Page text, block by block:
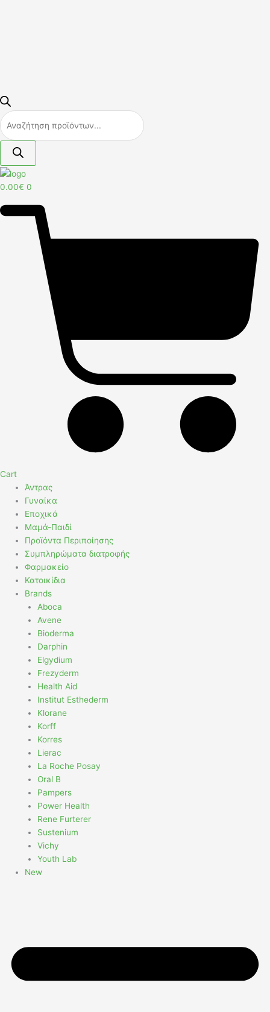
0.00€ 0
Cart
Άντρας
Γυναίκα
Εποχικά
Μαμά-Παιδί
Προϊόντα Περιποίησης
Συμπληρώματα διατροφής
Φαρμακείο
Κατοικίδια
Brands
Aboca
Avene
Bioderma
Darphin
Elgydium
Frezyderm
Health Aid
Institut Esthederm
Klorane
Korff
Korres
Lierac
La Roche Posay
Oral B
Pampers
Power Health
Rene Furterer
Sustenium
Vichy
Youth Lab
New